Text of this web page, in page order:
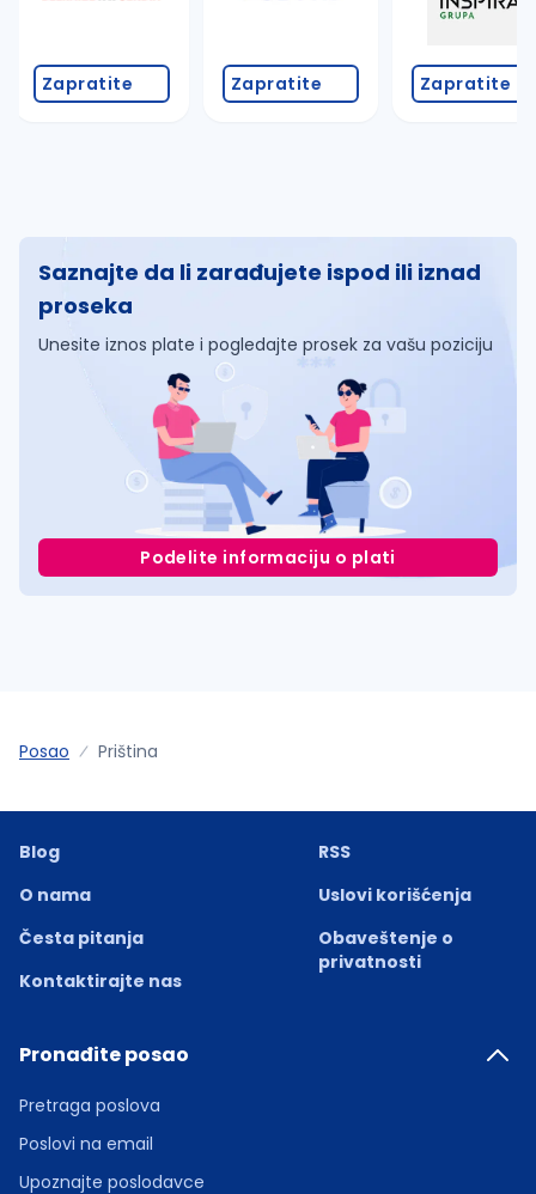
Zapratite Zapratite Zapratite
Saznajte da li zarađujete ispod ili iznad
proseka
Unesite iznos plate i pogledajte prosek za vašu poziciju
Podelite informaciju o plati
Posao Priština
Blog
O nama
Česta pitanja
Kontaktirajte nas
RSS
Uslovi korišćenja
Obaveštenje o
privatnosti
Pronađite posao
Pretraga poslova
Poslovi na email
Upoznajte poslodavce